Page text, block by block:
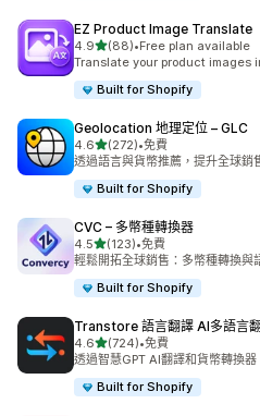
EZ Product Image Translate
4.9滿分 5 顆星
(88)
共有 88 則評價
•Free plan available
Translate your product images
Built for Shopify
Geolocation 地理定位 – GLC
4.6滿分 5 顆星
(272)
共有 272 則評價
•免費
透過語言與貨幣推薦，提升全球銷
Built for Shopify
CVC – 多幣種轉換器
4.5滿分 5 顆星
(123)
共有 123 則評價
•免費
輕鬆開拓全球銷售：多幣種轉換與
Built for Shopify
Transtore 語言翻譯 AI多語言
4.6滿分 5 顆星
(724)
共有 724 則評價
•免費
透過智慧GPT AI翻譯和貨幣轉換
Built for Shopify